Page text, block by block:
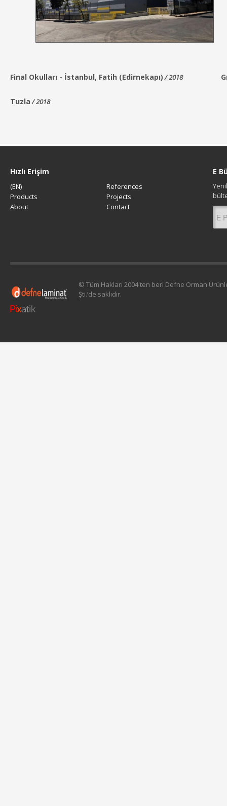
Final Okulları - İstanbul, Fatih (Edirnekapı) / 2018
Tuzla / 2018
Hızlı Erişim
(EN)
References
Products
Projects
About
Contact
E
© Tüm Hakları 2004'ten beri Defne Orman
Şti.’de saklıdır.